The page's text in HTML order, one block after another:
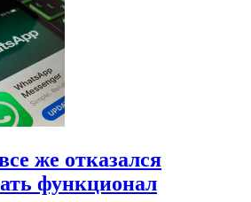
же отказался
функционал